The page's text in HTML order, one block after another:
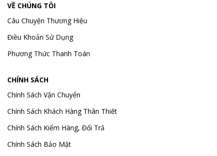
VỀ CHÚNG TÔI
Câu Chuyện Thương Hiệu
Điều Khoản Sử Dụng
Phương Thức Thanh Toán
CHÍNH SÁCH
Chính Sách Vận Chuyển
Chính Sách Khách Hàng Thân Thiết
Chính Sách Kiểm Hàng, Đổi Trả
Chính Sách Bảo Mật